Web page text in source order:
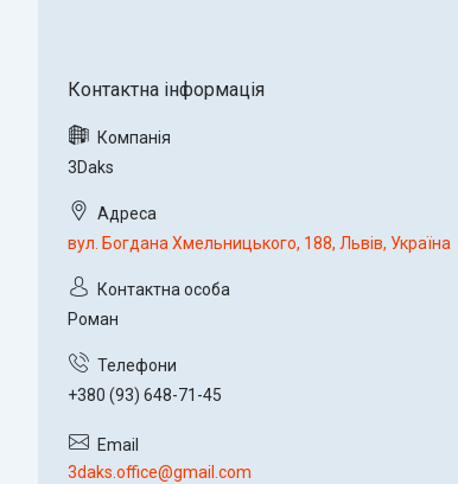
3Daks
вул. Богдана Хмельницького, 188, Львів, Україна
Роман
+380 (93) 648-71-45
3daks.office@gmail.com